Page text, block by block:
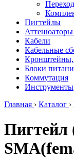
Пигтейлы
Аттенюаторы
Кабели
Кабельные
Кронштейны,
Блоки
Коммутация
Инструменты
Главная › Каталог ›
Пигтейл